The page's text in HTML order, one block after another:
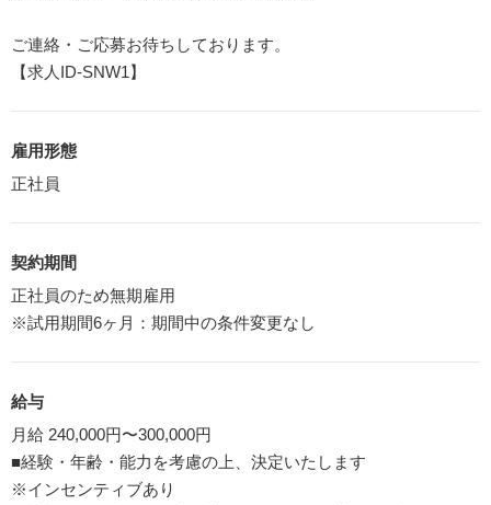
ご連絡・ご応募お待ちしております。
【求人ID-SNW1】
雇用形態
正社員
契約期間
正社員のため無期雇用
※試用期間6ヶ月：期間中の条件変更なし
給与
月給 240,000円〜300,000円
■経験・年齢・能力を考慮の上、決定いたします
※インセンティブあり